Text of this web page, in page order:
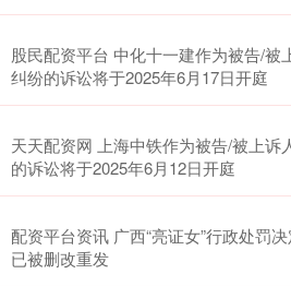
股民配资平台 中化十一建作为被告/被
纠纷的诉讼将于2025年6月17日开庭
天天配资网 上海中铁作为被告/被上诉
的诉讼将于2025年6月12日开庭
配资平台资讯 广西“亮证女”行政处罚
已被删改重发